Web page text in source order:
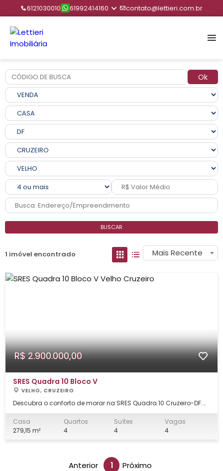
6121030010 61992414160 contato@lettieri.com.br
Ok
BUSCAR
1 imóvel encontrado Mais Recente
R$ 2.900.000,00
SRES Quadra 10 Bloco V
VELHO, CRUZEIRO
Descubra o conforto de morar na SRES Quadra 10 Cruzeiro-DF.
acabamento de qualidade e uma localização privilegiada,
perfeita para quem busca praticidade e estilo para sua família.
Casa
279,15 m²
Quartos
4
Suítes
4
Vagas
4
Anterior 1 Próximo